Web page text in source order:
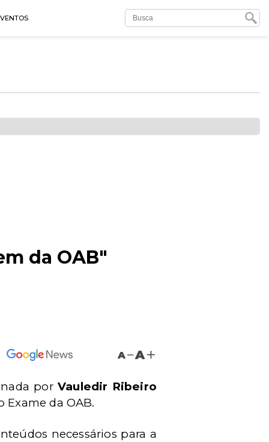
da OAB"
A A
por Vauledir Ribeiro
Exame da OAB.
necessários para a